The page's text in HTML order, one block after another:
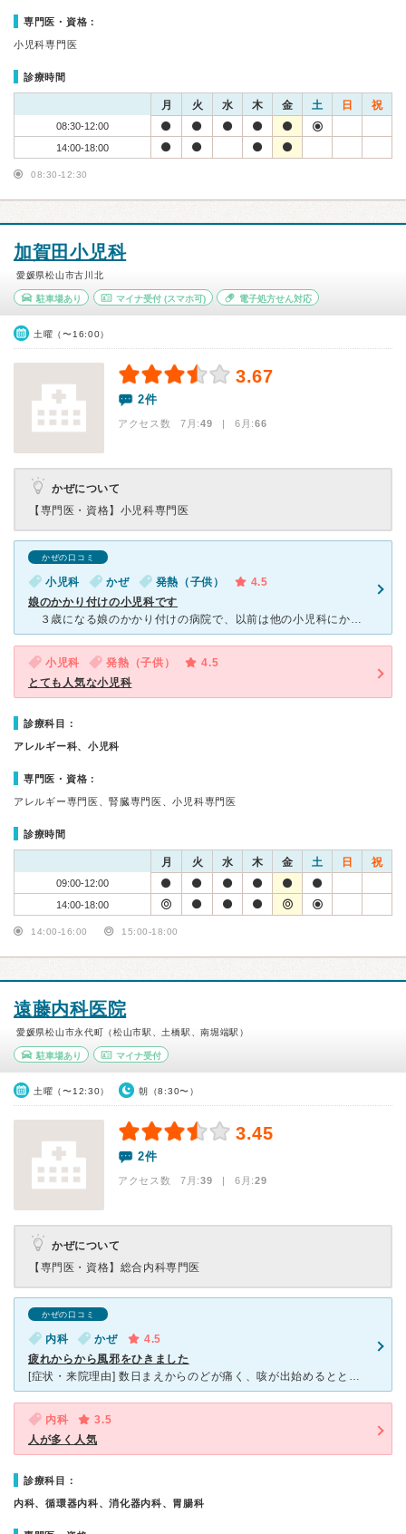
専門医・資格：
小児科専門医
診療時間
月 火 水 木 金 土 日 祝
08:30-12:00
14:00-18:00
08:30-12:30
加賀田小児科
愛媛県松山市古川北
駐車場あり マイナ受付(スマホ可) 電子処方せん対応
土曜（〜16:00）
3.67
2件
アクセス数 7月:49 | 6月:66
かぜについて
【専門医・資格】 小児科専門医
かぜの口コミ
小児科 かぜ 発熱（子供）
4.5
娘のかかり付けの小児科です
３歳になる娘のかかり付けの病院で、以前は他の小児科にかかっていましたが、引越した関係で近所にあるこの病院にお世話になっています。 ６０～７０歳の男性の先生で、やさしい温和な感じの方です。待合所は広す
小児科 発熱（子供）
4.5
とても人気な小児科
診療科目：
アレルギー科、小児科
専門医・資格：
アレルギー専門医、腎臓専門医、小児科専門医
診療時間
月 火 水 木 金 土 日 祝
09:00-12:00
14:00-18:00
14:00-16:00 15:00-18:00
遠藤内科医院
愛媛県松山市永代町（松山市駅、土橋駅、南堀端駅）
駐車場あり マイナ受付
土曜（〜12:30） 朝（8:30〜）
3.45
2件
アクセス数 7月:39 | 6月:29
かぜについて
【専門医・資格】 総合内科専門医
かぜの口コミ
内科 かぜ
4.5
疲れからから風邪をひきました
[症状・来院理由] 数日まえからのどが痛く、咳が出始めるとともに熱も上がって動けなくなりました。フラフラの状態で、見ていただきました。 [医師の診断・治療法] のどの腫れ、炎症がありました。熱も
内科
3.5
人が多く人気
診療科目：
内科、循環器内科、消化器内科、胃腸科